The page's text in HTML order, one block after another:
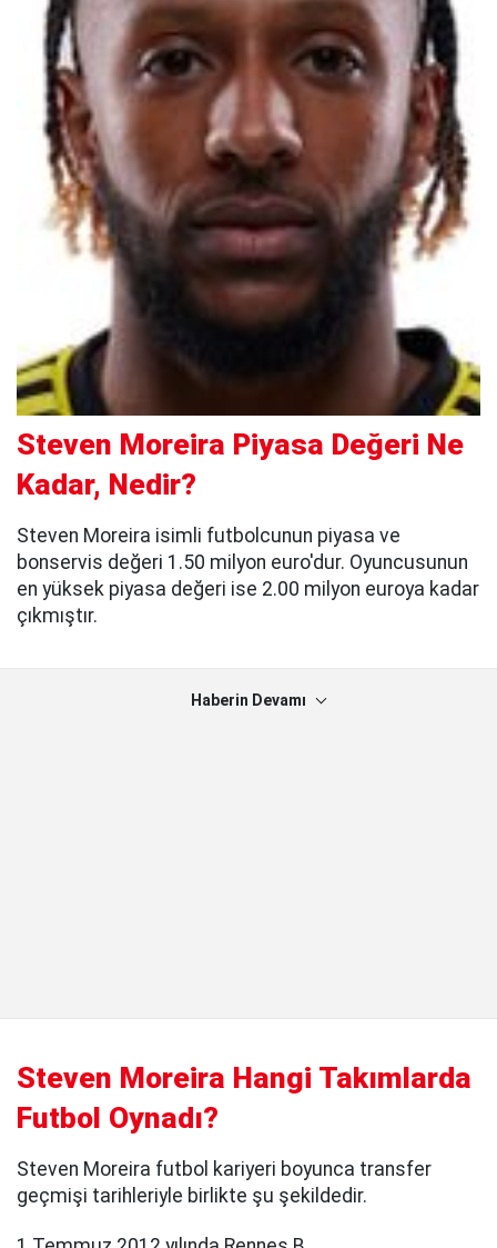
Steven Moreira Piyasa Değeri Ne
Kadar, Nedir?
Steven Moreira isimli futbolcunun piyasa ve
bonservis değeri 1.50 milyon euro'dur. Oyuncusunun
en yüksek piyasa değeri ise 2.00 milyon euroya kadar
çıkmıştır.
Haberin Devamı
Steven Moreira Hangi Takımlarda
Futbol Oynadı?
Steven Moreira futbol kariyeri boyunca transfer
geçmişi tarihleriyle birlikte şu şekildedir.